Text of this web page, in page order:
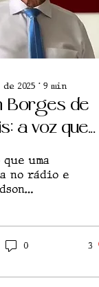
2025 ∙ 9 min
Borges de
a voz que
na
do
ao longo de
uma
no rádio e
de uma voz
0 3